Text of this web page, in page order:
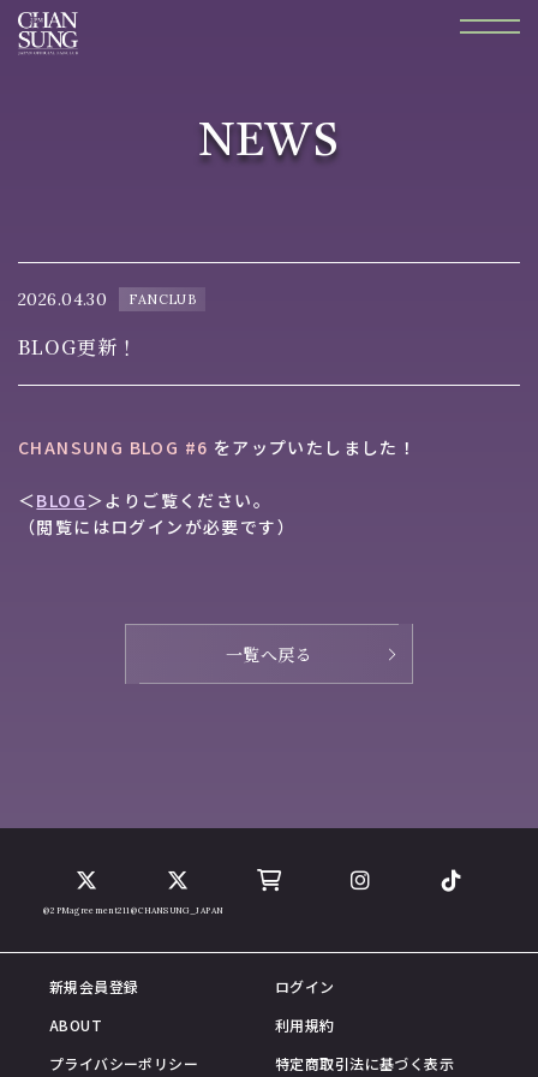
NEWS
2026.04.30 FANCLUB
BLOG更新！
CHANSUNG BLOG #6 をアップいたしました！
＜BLOG＞よりご覧ください。
（閲覧にはログインが必要です）
一覧へ戻る
@2PMagreement211@CHANSUNG_JAPAN
新規会員登録
ログイン
ABOUT
利用規約
プライバシーポリシー
特定商取引法に基づく表示